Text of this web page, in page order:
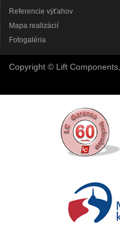
Referencie výťahov
Mapa realizácií
Fotogaléria
Copyright © Lift